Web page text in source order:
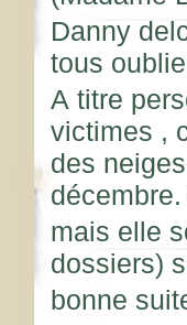
Danny
tous
A titre
victimes ,
des
mais elle
dossiers)
bonne